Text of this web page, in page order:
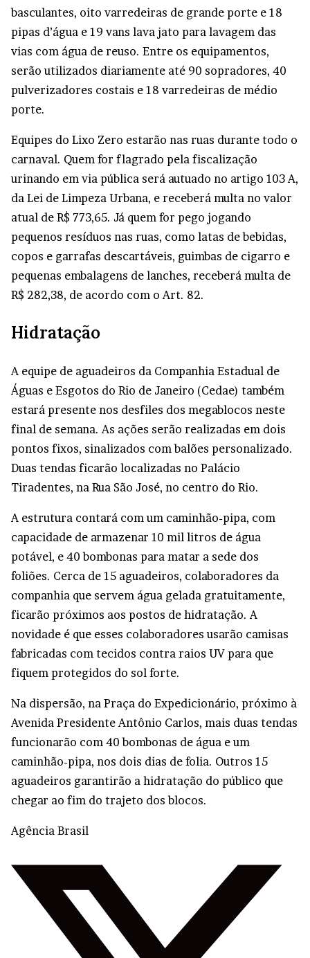
basculantes, oito varredeiras de grande porte e 18
pipas d’água e 19 vans lava jato para lavagem das
vias com água de reuso. Entre os equipamentos,
serão utilizados diariamente até 90 sopradores, 40
pulverizadores costais e 18 varredeiras de médio
porte.
Equipes do Lixo Zero estarão nas ruas durante todo o
carnaval. Quem for flagrado pela fiscalização
urinando em via pública será autuado no artigo 103 A,
da Lei de Limpeza Urbana, e receberá multa no valor
atual de R$ 773,65. Já quem for pego jogando
pequenos resíduos nas ruas, como latas de bebidas,
copos e garrafas descartáveis, guimbas de cigarro e
pequenas embalagens de lanches, receberá multa de
R$ 282,38, de acordo com o Art. 82.
Hidratação
A equipe de aguadeiros da Companhia Estadual de
Águas e Esgotos do Rio de Janeiro (Cedae) também
estará presente nos desfiles dos megablocos neste
final de semana. As ações serão realizadas em dois
pontos fixos, sinalizados com balões personalizado.
Duas tendas ficarão localizadas no Palácio
Tiradentes, na Rua São José, no centro do Rio.
A estrutura contará com um caminhão-pipa, com
capacidade de armazenar 10 mil litros de água
potável, e 40 bombonas para matar a sede dos
foliões. Cerca de 15 aguadeiros, colaboradores da
companhia que servem água gelada gratuitamente,
ficarão próximos aos postos de hidratação. A
novidade é que esses colaboradores usarão camisas
fabricadas com tecidos contra raios UV para que
fiquem protegidos do sol forte.
Na dispersão, na Praça do Expedicionário, próximo à
Avenida Presidente Antônio Carlos, mais duas tendas
funcionarão com 40 bombonas de água e um
caminhão-pipa, nos dois dias de folia. Outros 15
aguadeiros garantirão a hidratação do público que
chegar ao fim do trajeto dos blocos.
Agência Brasil